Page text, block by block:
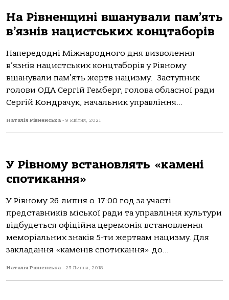
На Рівненщині вшанували пам’ять
в’язнів нацистських концтаборів
Напередодні Міжнародного дня визволення
в’язнів нацистських концтаборів у Рівному
вшанували пам’ять жертв нацизму. Заступник
голови ОДА Сергій Гемберг, голова обласної ради
Сергій Кондрачук, начальник управління...
Наталія Рівненська - 9 Квітня, 2021
У Рівному встановлять «камені
спотикання»
У Рівному 26 липня о 17:00 год за участі
представників міської ради та управління культури
відбудеться офіційна церемонія встановлення
меморіальних знаків 5-ти жертвам нацизму. Для
закладання «каменів спотикання» до...
Наталія Рівненська - 23 Липня, 2018